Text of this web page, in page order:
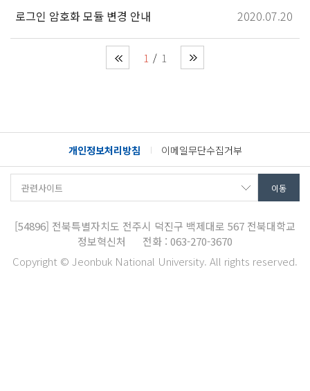
로그인 암호화 모듈 변경 안내 2020.07.20
1 1
개인정보처리방침 이메일무단수집거부
[54896] 전북특별자치도 전주시 덕진구 백제대로 567 전북대학교
정보혁신처
전화 : 063-270-3670
Copyright © Jeonbuk National University. All rights reserved.